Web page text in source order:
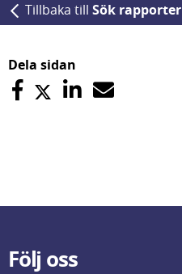
Tillbaka till Sök rapporter
Dela sidan
Följ oss